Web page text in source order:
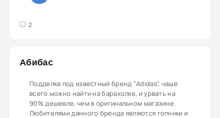
2
5
Абибас
Подделка под известный бренд "Adidas", чаще
всего можно найти на барахолке, и урвать на
90% дешевле, чем в оригинальном магазине.
Любителями данного бренда являются гопники и